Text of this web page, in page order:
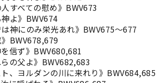
ての慰め》BWV673
》BWV674
のみ栄光あれ》BWV675〜677
》BWV680,681
よ》BWV682,683
ルダンの川に来れり》BWV684,685